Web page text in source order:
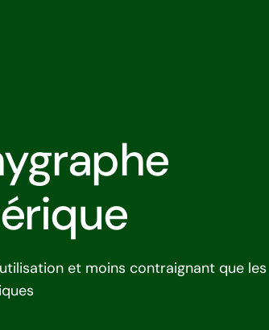
et moins contraignant que les